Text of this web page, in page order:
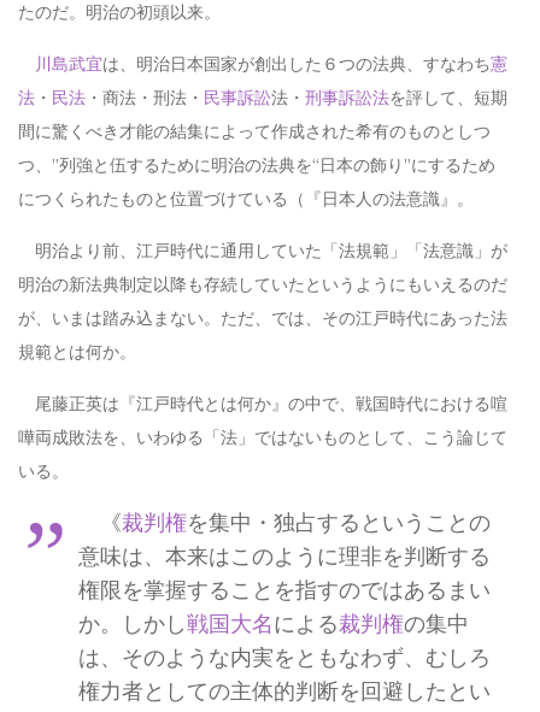
たのだ。明治の初頭以来。
川島武宜は、明治日本国家が創出した６つの法典、すなわち憲
法 ・ 民法 ・商法・刑法・ 民事訴訟法・ 刑事訴訟法を評して、短期
間に驚くべき才能の結集によって作成された希有のものとしつ
つ、”列強と伍するために明治の法典を“日本の飾り”にするため
につくられたものと位置づけている（『日本人の法意識』。
明治より前、江戸時代に通用していた「法規範」「法意識」が
明治の新法典制定以降も存続していたというようにもいえるのだ
が、いまは踏み込まない。ただ、では、その江戸時代にあった法
規範とは何か。
尾藤正英は『江戸時代とは何か』の中で、戦国時代における喧
嘩両成敗法を、いわゆる「法」ではないものとして、こう論じて
いる。
《裁判権を集中・独占するということの
意味は、本来はこのように理非を判断する
権限を掌握することを指すのではあるまい
か。しかし戦国大名 による裁判権の集中
は、そのような内実をともなわず、むしろ
権力者としての主体的判断を回避したとい